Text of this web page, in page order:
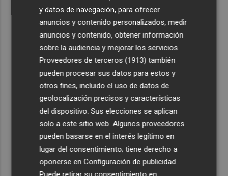
y datos de navegación, para ofrecer
anuncios y contenido personalizados, medir
anuncios y contenido, obtener información
sobre la audiencia y mejorar los servicios.
Proveedores de terceros (1913) también
pueden procesar sus datos para estos y
otros fines, incluido el uso de datos de
geolocalización precisos y características
del dispositivo. Sus elecciones se aplican
solo a este sitio web. Algunos proveedores
pueden basarse en el interés legítimo en
lugar del consentimiento; tiene derecho a
oponerse enConfiguración de publicidad